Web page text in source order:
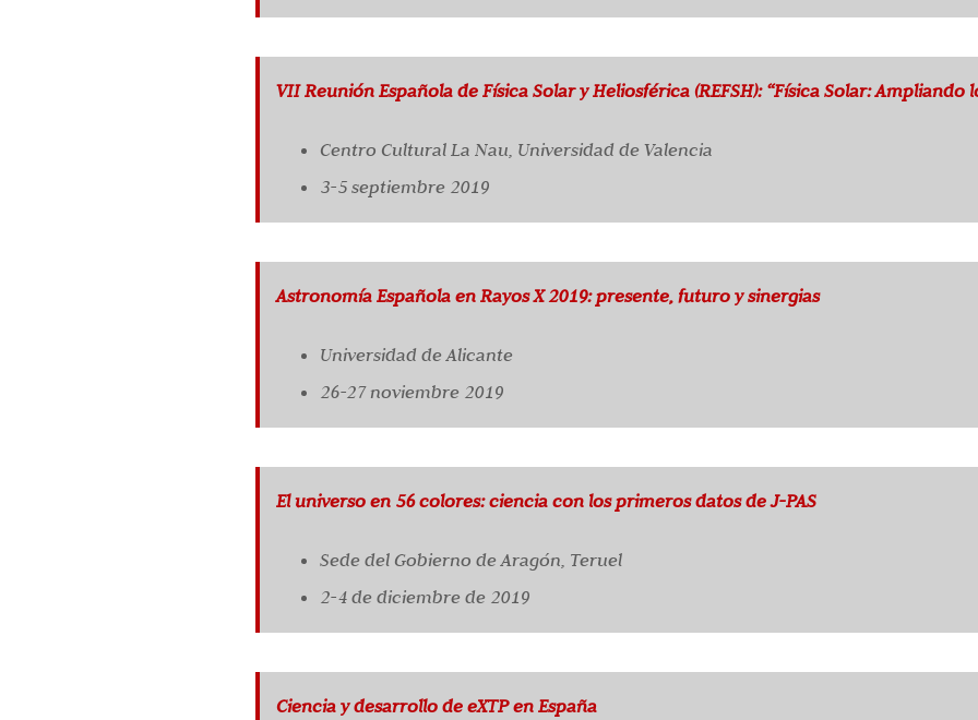
VII Reunión Española de Física Solar y Heliosférica (REFSH): “Física Solar: Ampliando
Centro Cultural La Nau, Universidad de Valencia
3-5 septiembre 2019
Astronomía Española en Rayos X 2019: presente, futuro y sinergias
Universidad de Alicante
26-27 noviembre 2019
El universo en 56 colores: ciencia con los primeros datos de J-PAS
Sede del Gobierno de Aragón, Teruel
2-4 de diciembre de 2019
Ciencia y desarrollo de eXTP en España